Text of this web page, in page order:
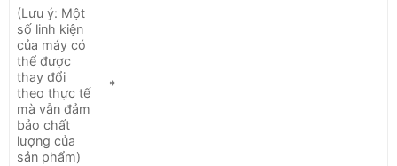
(Lưu ý: Một
số linh kiện
của máy có
thể được
thay đổi
theo thực tế
mà vẫn đảm
bảo chất
lượng của
sản phẩm)
*